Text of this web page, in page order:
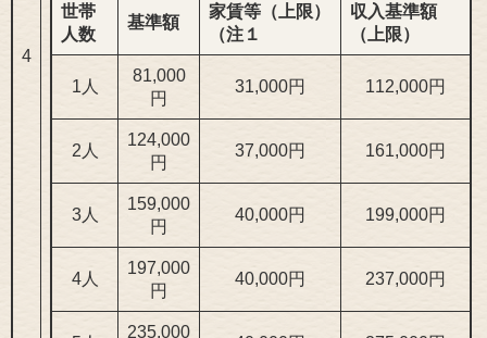
4
世帯
人数
基準額
家賃等（上限）
（注１
収入基準額
（上限）
1人
81,000
円
31,000円 112,000円
2人
124,000
円
37,000円 161,000円
3人
159,000
円
40,000円 199,000円
4人
197,000
円
40,000円 237,000円
235,000